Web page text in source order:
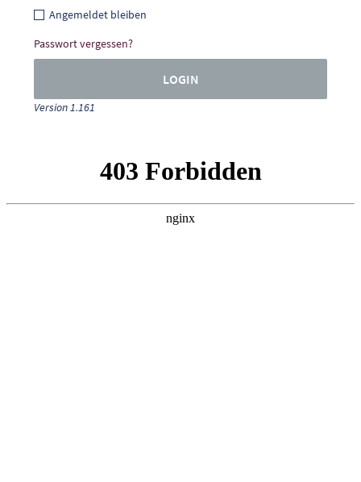
Angemeldet bleiben
Passwort vergessen?
LOGIN
Version 1.161